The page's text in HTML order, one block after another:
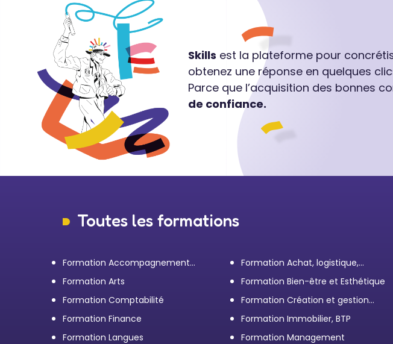
Skills est la plateforme pour
obtenez une réponse en quelques
Parce que l’acquisition des bonnes
de confiance.
Toutes les formations
Formation Accompagnement
personnel et Bilan de
compétences
Formation Achat, logistique,
transport
Formation Arts
Formation Bien-être et Esthétique
Formation Comptabilité
Formation Création et gestion
d'entreprise
Formation Finance Formation Immobilier, BTP
Formation Langues
Formation Management